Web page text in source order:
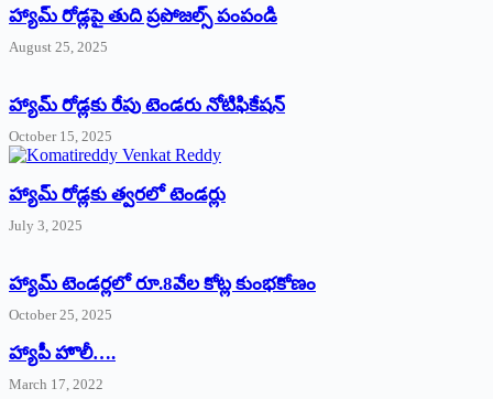
హ్యామ్‌ రోడ్లపై తుది ప్రపోజల్స్‌ పంపండి
August 25, 2025
హ్యామ్‌ రోడ్లకు రేపు టెండరు నోటిఫికేషన్‌
October 15, 2025
హ్యామ్‌ రోడ్లకు త్వరలో టెండర్లు
July 3, 2025
హ్యామ్‌ ‌టెండర్లలో రూ.8వేల కోట్ల కుంభకోణం
October 25, 2025
హ్యాపీ హొలీ….
March 17, 2022